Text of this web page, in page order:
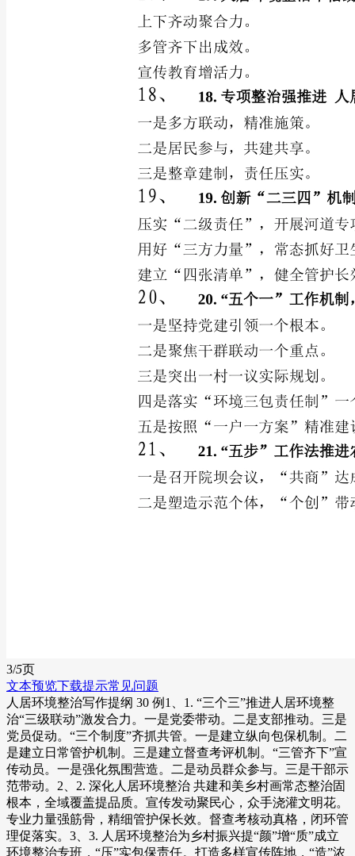
3/5页
文本预览下载提示常见问题
人居环境整治写作提纲 30 例1、1. “三个三”推进人居环境整
治“三级联动”激发合力。一是党委带动。二是支部推动。三是
党员促动。“三个制度”齐抓共管。一是建立纵向包保机制。二
是建立日常管护机制。三是建立督查考评机制。“三管齐下”宣
传动员。一是强化氛围营造。二是动员群众参与。三是干部示
范带动。2、2. 深化人居环境整治 共建和美乡村画常态整治固
根本，全域覆盖提品质。宣传发动聚民心，众手浇灌文明花。
专业力量强筋骨，精细管护保长效。督查考核动真格，闭环管
理促落实。3、3. 人居环境整治为乡村振兴提“颜”增“质”成立
环境整治专班，“压”实包保责任。打造多样宣传阵地，“造”浓